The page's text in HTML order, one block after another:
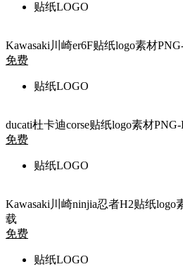
贴纸LOGO
Kawasaki川崎er6F贴纸logo素材
免费
贴纸LOGO
ducati杜卡迪corse贴纸logo素材
免费
贴纸LOGO
Kawasaki川崎ninjia忍者H2贴纸logo
载
免费
贴纸LOGO